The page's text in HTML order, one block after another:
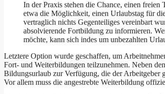
In der Praxis stehen die Chance, einen
etwa die Möglichkeit, einen Urlaubstag für
vertraglich nichts Gegenteiliges vereinbart
absolvierende Fortbildung zu informieren.
möchte, kann sich indes um unbezahlten
Letztere Option wurde geschaffen, um
Fort- und Weiterbildungen teilzunehmen. Neben
Bildungsurlaub zur Verfügung, die der Arbeitgeber
Vor allem muss die angestrebte Weiterbildung